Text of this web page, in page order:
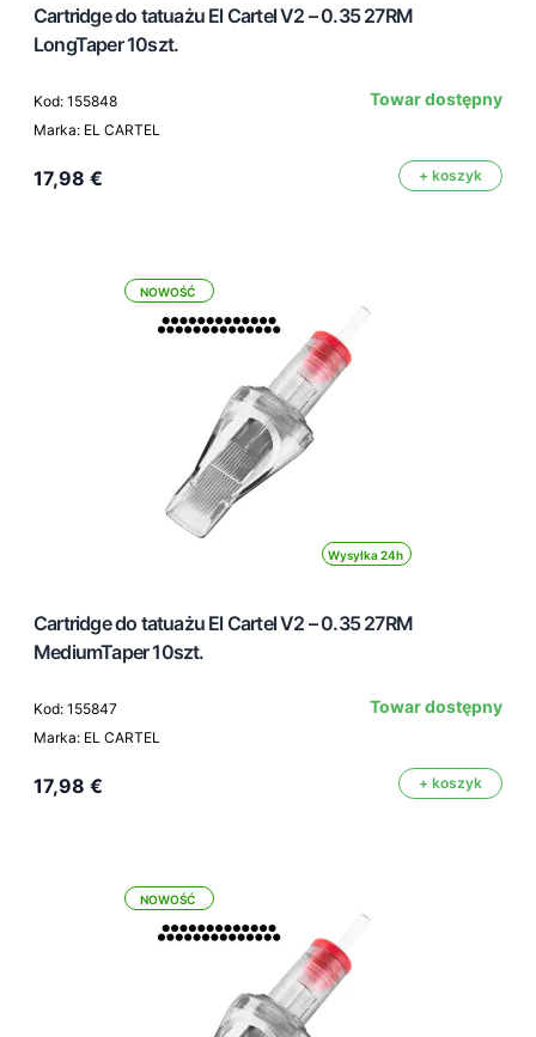
Cartridge do tatuażu El Cartel V2 – 0.35 27RM
LongTaper 10szt.
Kod: 155848
Marka: EL CARTEL
Towar dostępny
17,98 € + koszyk
Wysyłka 24h
NOWOŚĆ
Cartridge do tatuażu El Cartel V2 – 0.35 27RM
MediumTaper 10szt.
Kod: 155847
Marka: EL CARTEL
Towar dostępny
17,98 € + koszyk
NOWOŚĆ